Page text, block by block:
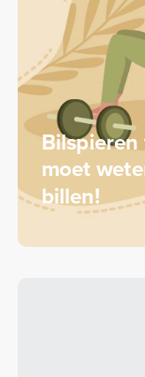
Bilspieren
moet
billen!